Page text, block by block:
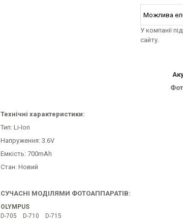
У компанії
сайту.
Технічні характеристики:
Тип: Li-Ion
Напруження: 3.6V
Емкість: 700mAh
Стан: Новий
СУЧАСНІ МОДІЛЯМИ ФОТОАППАРАТІВ:
OLYMPUS
D-705 D-710 D-715